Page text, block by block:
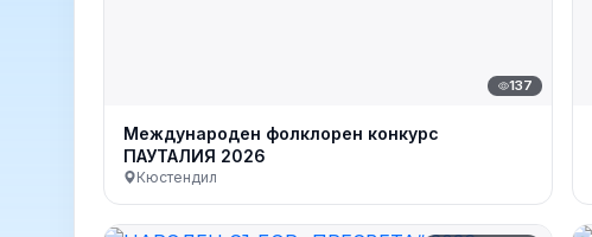
137
Международен фолклорен конкурс
ПАУТАЛИЯ 2026
Кюстендил